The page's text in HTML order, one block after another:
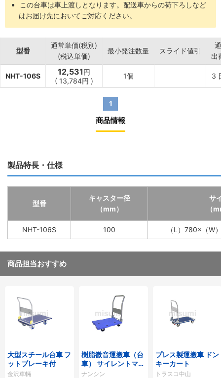
ーキャスター採用。
・ハンドルからデッキ、キャスターに至るまで全て日本国内製造の
純国産品。
・フットブレーキ表面仕上方法：粉体塗装仕上げ
・フットブレーキ色：アイボリー
・ブレーキが必要な状況での運搬用台車として。
この台車は車上渡しとなります。配送車からの荷下ろしなど
はお届け先においてご対応ください。
型番
通常単価(税別)
(税込単価)
最小発注数量 スライド値引
出
NHT-106S 12,531円
( 13,784円 )
1個 3
1
商品情報
製品特長・仕様
型番
キャスター径
（mm）
サ
（
NHT-106S 100 （L）780×（W
商品担当おすすめ
大型スチール台車 フ
ットブレーキ付
金沢車輛
樹脂微音運搬車（台
車） サイレントマス
ター
ナンシン
プレス製運搬車 ドン
キーカート
トラスコ中山